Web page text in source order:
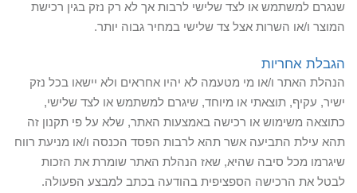
שנגרם למשתמש או לצד שלישי לרבות אך לא רק נזק בגין רכישת
המוצר ו/או השרות אצל צד שלישי במחיר גבוה יותר.
הגבלת אחריות
הנהלת האתר ו/או מי מטעמה לא יהיו אחראים ולא יישאו בכל נזק
ישיר, עקיף, תוצאתי או מיוחד, שיגרם למשתמש או לצד שלישי,
כתוצאה משימוש או רכישה באמצעות האתר, שלא על פי תקנון זה
תהא עילת התביעה אשר תהא לרבות הפסד הכנסה ו/או מניעת רווח
שיגרמו מכל סיבה שהיא, שאז הנהלת האתר שומרת את הזכות
לבטל את הרכישה הספציפית בהודעה בכתב למבצע הפעולה.